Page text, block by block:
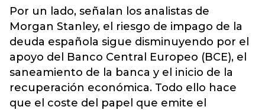
Por un lado, señalan los analistas de
Morgan Stanley, el riesgo de impago de la
deuda española sigue disminuyendo por el
apoyo del Banco Central Europeo (BCE), el
saneamiento de la banca y el inicio de la
recuperación económica. Todo ello hace
que el coste del papel que emite el